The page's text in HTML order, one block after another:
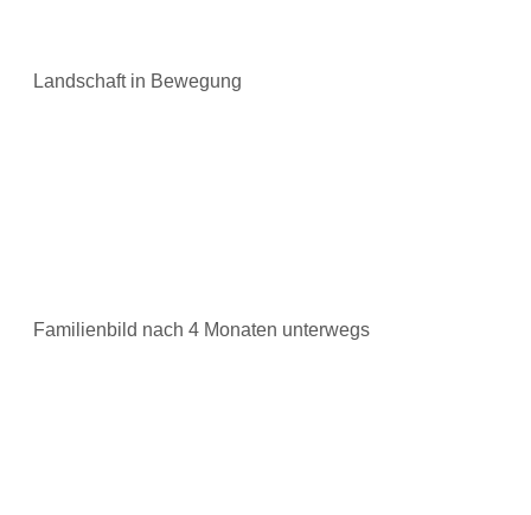
Landschaft in Bewegung
Familienbild nach 4 Monaten unterwegs